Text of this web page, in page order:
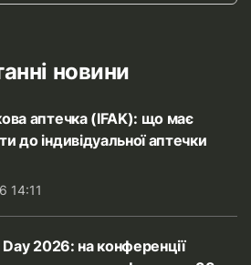
новини
аптечка (IFAK): що має
до індивідуальної аптечки
14:11
Day 2026: на конференції